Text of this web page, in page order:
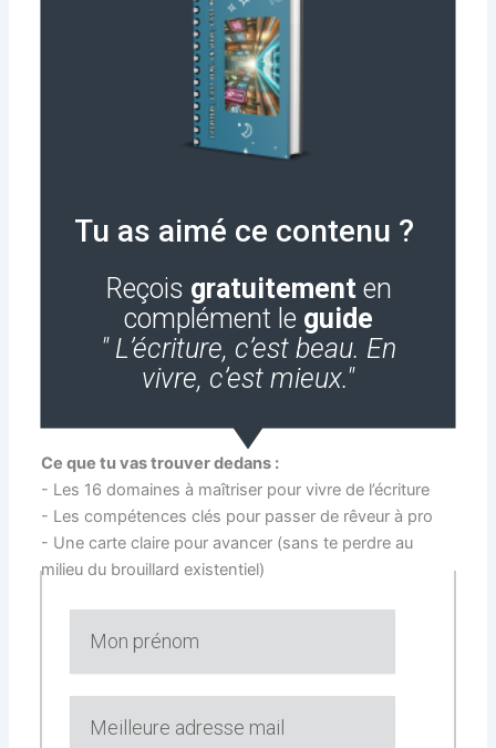
Tu as aimé ce contenu ?
Reçois gratuitement en
complément le guide
" L’écriture, c’est beau. En
vivre, c’est mieux."
Ce que tu vas trouver dedans :
- Les 16 domaines à maîtriser pour vivre de l’écriture
- Les compétences clés pour passer de rêveur à pro
- Une carte claire pour avancer (sans te perdre au
milieu du brouillard existentiel)